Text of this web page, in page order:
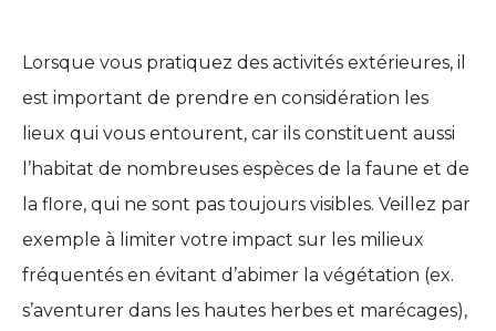
Lorsque vous pratiquez des activités extérieures, il
est important de prendre en considération les
lieux qui vous entourent, car ils constituent aussi
l’habitat de nombreuses espèces de la faune et de
la flore, qui ne sont pas toujours visibles. Veillez par
exemple à limiter votre impact sur les milieux
fréquentés en évitant d’abimer la végétation (ex.
s’aventurer dans les hautes herbes et marécages),